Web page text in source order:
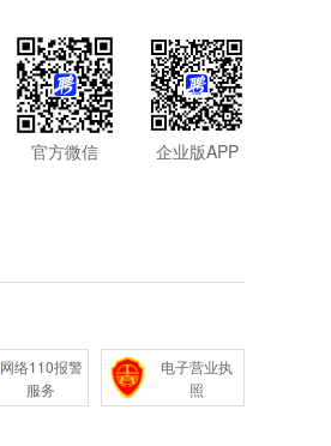
官方微信 企业版APP
网络110报警
服务
电子营业执
照